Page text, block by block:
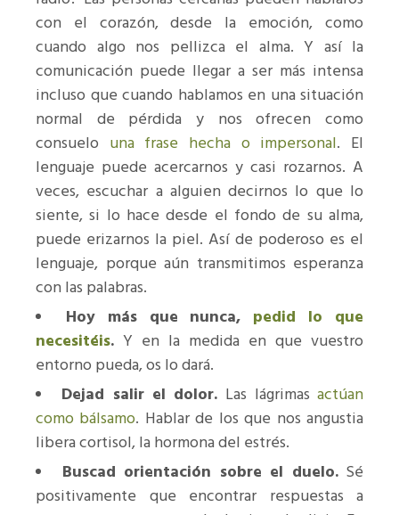
con el corazón, desde la emoción, como
cuando algo nos pellizca el alma. Y así la
comunicación puede llegar a ser más intensa
incluso que cuando hablamos en una situación
normal de pérdida y nos ofrecen como
consuelo una frase hecha o impersonal. El
lenguaje puede acercarnos y casi rozarnos. A
veces, escuchar a alguien decirnos lo que lo
siente, si lo hace desde el fondo de su alma,
puede erizarnos la piel. Así de poderoso es el
lenguaje, porque aún transmitimos esperanza
con las palabras.
Hoy más que nunca, pedid lo que
necesitéis. Y en la medida en que vuestro
entorno pueda, os lo dará.
Dejad salir el dolor. Las lágrimasactúan
como bálsamo. Hablar de los que nos angustia
libera cortisol, la hormona del estrés.
Buscad orientación sobre el duelo.Sé
positivamente que encontrar respuestas a